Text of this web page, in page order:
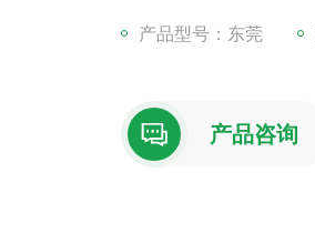
产品型号：东莞
产品咨询